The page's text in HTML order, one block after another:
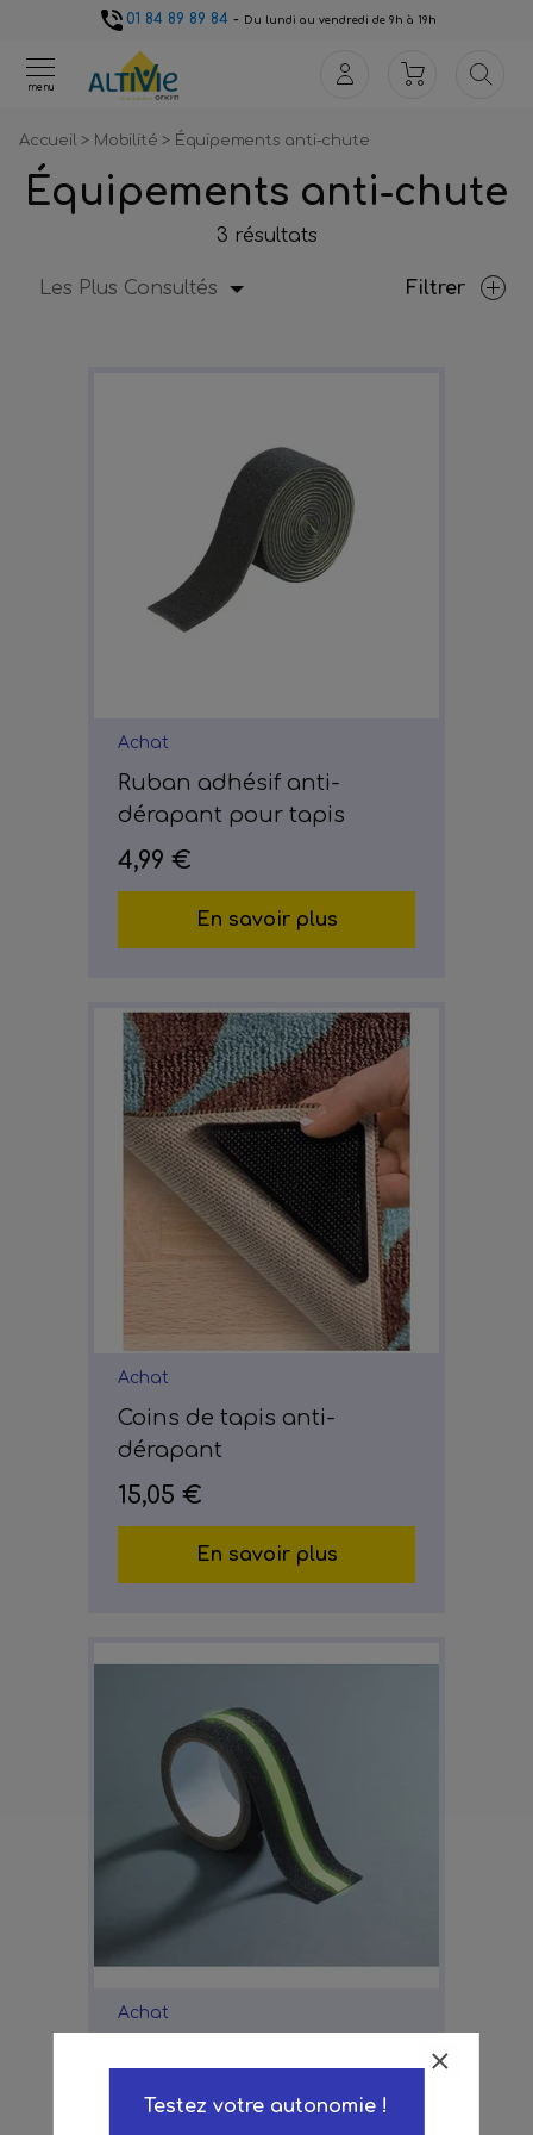
01 84 89 89 84- Du lundi au vendredi de 9h à 19h
menu
Accueil> Mobilité> Équipements anti-chute
Équipements anti-chute
3 résultats
Les Plus Consultés Filtrer
Achat
Ruban adhésif anti-
dérapant pour tapis
4,99 €
En savoir plus
Achat
Coins de tapis anti-
dérapant
15,05 €
En savoir plus
Achat